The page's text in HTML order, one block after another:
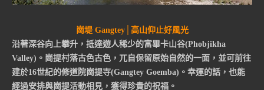
崗堤 Gangtey│高山仰止好風光
沿著深谷向上攀升，抵達遊人稀少的富畢卡山谷(Phobjikha
Valley)。崗提村落古色古色，兀自保留原始自然的一面，並可前往
建於16世紀的修道院崗提寺(Gangtey Goemba)。幸運的話，也能
經過安排與崗提活動相見，獲得珍貴的祝福。